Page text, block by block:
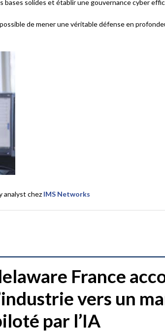
solides et établir une gouvernance cyber
de mener une véritable défense en
analyst chez IMS Networks
France
vers un
par l’IA